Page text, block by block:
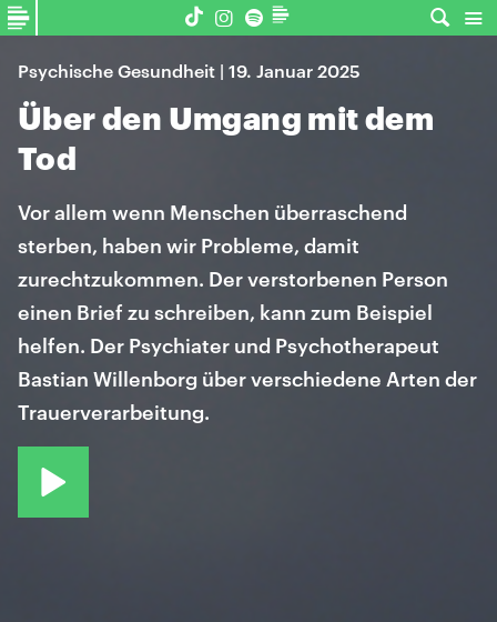
Psychische Gesundheit | 19. Januar 2025
Über den Umgang mit dem
Tod
Vor allem wenn Menschen überraschend
sterben, haben wir Probleme, damit
zurechtzukommen. Der verstorbenen Person
einen Brief zu schreiben, kann zum Beispiel
helfen. Der Psychiater und Psychotherapeut
Bastian Willenborg über verschiedene Arten der
Trauerverarbeitung.